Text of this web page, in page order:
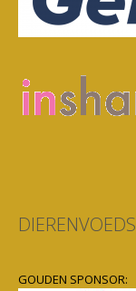
GOUDEN SPONSOR: